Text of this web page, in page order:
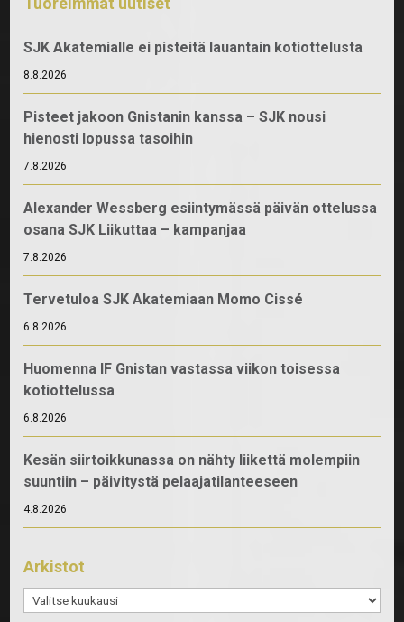
SJK Akatemialle ei pisteitä lauantain kotiottelusta
8.8.2026
Pisteet jakoon Gnistanin kanssa – SJK nousi
hienosti lopussa tasoihin
7.8.2026
Alexander Wessberg esiintymässä päivän ottelussa
osana SJK Liikuttaa – kampanjaa
7.8.2026
Tervetuloa SJK Akatemiaan Momo Cissé
6.8.2026
Huomenna IF Gnistan vastassa viikon toisessa
kotiottelussa
6.8.2026
Kesän siirtoikkunassa on nähty liikettä molempiin
suuntiin – päivitystä pelaajatilanteeseen
4.8.2026
Arkistot
Arkistot